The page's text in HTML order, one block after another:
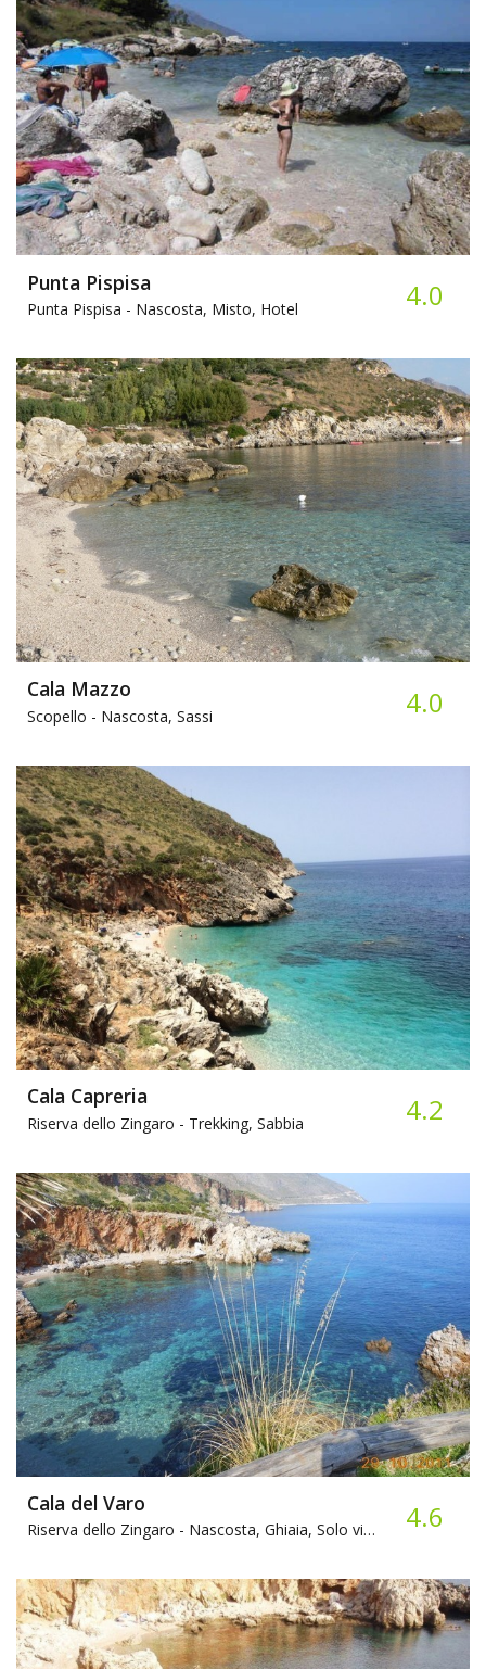
Punta Pispisa
Punta Pispisa - Nascosta, Misto, Hotel 4.0
Cala Mazzo
Scopello - Nascosta, Sassi 4.0
Cala Capreria
Riserva dello Zingaro - Trekking, Sabbia 4.2
Cala del Varo
Riserva dello Zingaro - Nascosta, Ghiaia, Solo via Mare 4.6